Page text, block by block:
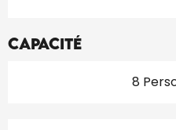
Capacité
8